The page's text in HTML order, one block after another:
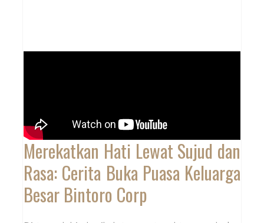
Merekatkan Hati Lewat Sujud dan
Rasa: Cerita Buka Puasa Keluarga
Besar Bintoro Corp